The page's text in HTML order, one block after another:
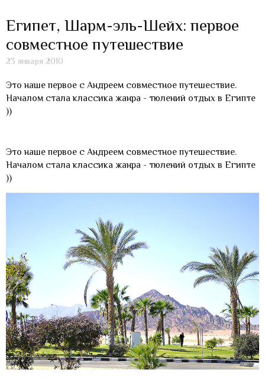
Египет, Шарм-эль-Шейх: первое
совместное путешествие
23 января 2010
Это наше первое с Андреем совместное путешествие.
Началом стала классика жанра - тюлений отдых в Египте
))
Это наше первое с Андреем совместное путешествие.
Началом стала классика жанра - тюлений отдых в Египте
))